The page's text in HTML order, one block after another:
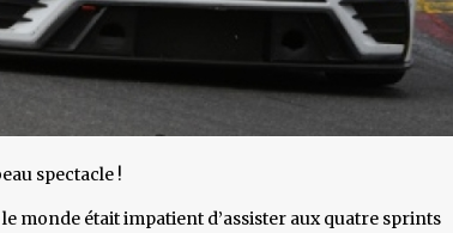
spectacle !
monde était impatient d’assister aux quatre sprints